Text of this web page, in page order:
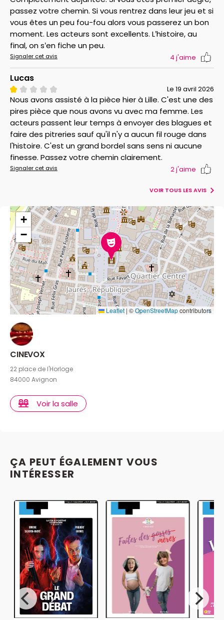
passez votre chemin. Si vous rentrez dans leur jeu et si
vous êtes un peu fou-fou alors vous passerez un bon
moment. Les acteurs sont excellents. L’histoire, au
final, on s’en fiche un peu.
Signaler cet avis 4 j'aime
Lucas
Le 19 avril 2026
Nous avons assisté à la pièce hier à Lille. C'est une des
pires pièce que nous avons vu avec ma femme. Les
acteurs passent leur temps à envoyer des blagues et
faire des pitreries sauf qu'il n'y a aucun fil rouge dans
l'histoire. C'est un grand bordel sans sens ni aucune
finesse. Passez votre chemin clairement.
Signaler cet avis 2j'aime
VOIR TOUS LES AVIS
+
−
Leaflet | ©OpenStreetMapcontributors
CINEVOX
22 place de l'Horloge
84000 Avignon
Voir la salle
ÇA PEUT ÉGALEMENT VOUS
INTÉRESSER